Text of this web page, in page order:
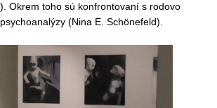
Okrem toho sú konfrontovaní s rodovo
(Nina E. Schönefeld).